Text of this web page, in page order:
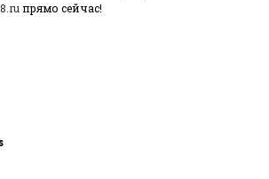
прямо сейчас!